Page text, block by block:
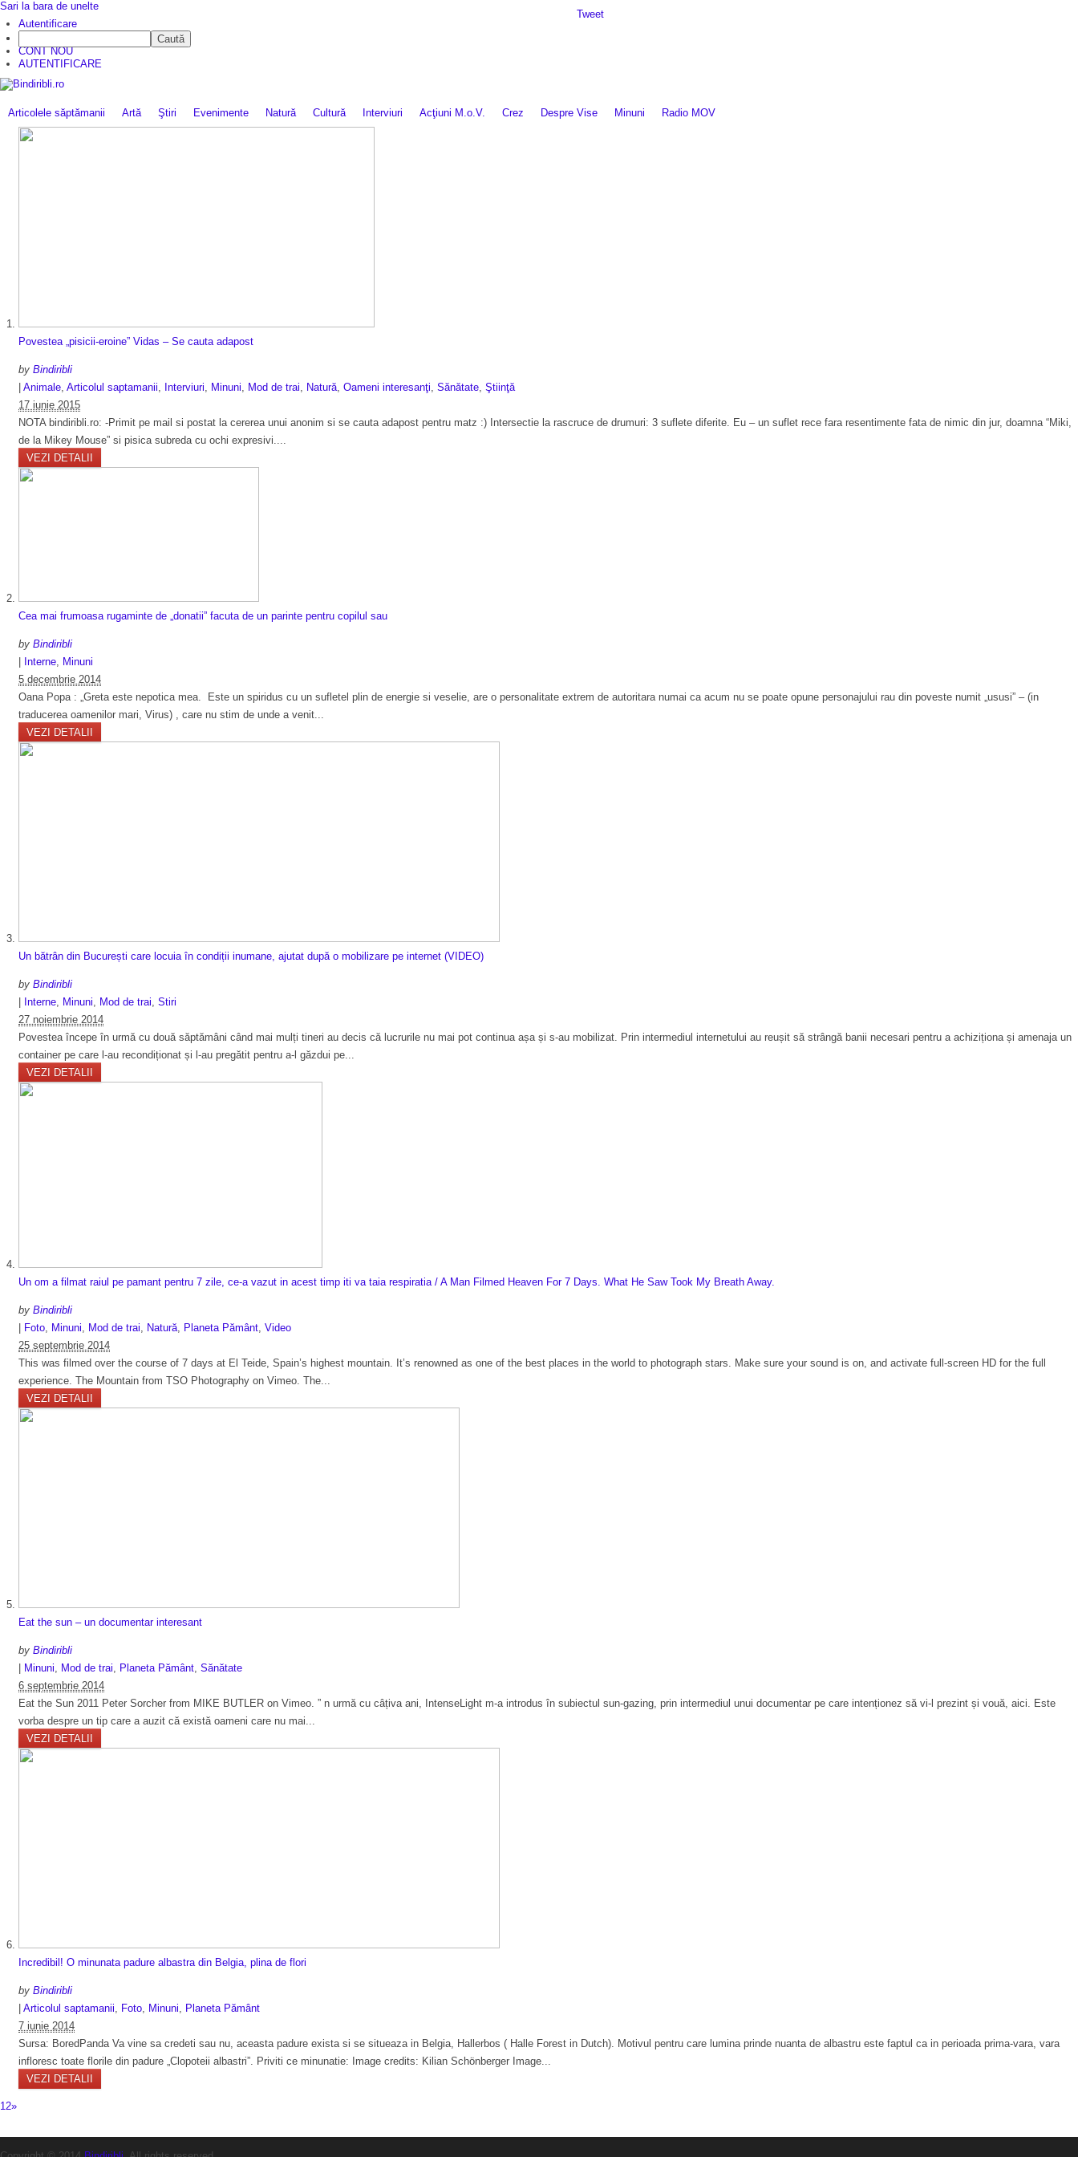
CONT NOU
AUTENTIFICARE
Articolele săptămanii Artă Ştiri Evenimente Natură Cultură Interviuri Acţiuni M.o.V. Crez Despre Vise Minuni Radio MOV
Povestea „pisicii-eroine” Vidas – Se cauta adapost
byBindiribli
Animale ,Articolul saptamanii Interviuri Minuni Mod de trai Natură ,Oameni interesanţi ,Sănătate ,Ştiinţă
17 iunie 2015
NOTA bindiribli.ro: -Primit pe mail si postat la cererea unui anonim si se cauta adapost pentru matz :) Intersectie la rascruce de drumuri: 3 suflete diferite. Eu – un suflet rece fara resentimente fata de nimic din jur, doamna “Miki,
de la Mikey Mouse” si pisica subreda cu ochi expresivi....
VEZI DETALII
Cea mai frumoasa rugaminte de „donatii” facuta de un parinte pentru copilul sau
byBindiribli
Interne
Minuni
5 decembrie 2014
Oana Popa : „Greta este nepotica mea. Este un spiridus cu un sufletel plin de energie si veselie, are o personalitate extrem de autoritara numai ca acum nu se poate opune personajului rau din poveste numit „ususi” – (in
traducerea oamenilor mari, Virus) , care nu stim de unde a venit...
VEZI DETALII
Un bătrân din București care locuia în condiții inumane, ajutat după o mobilizare pe internet (VIDEO)
byBindiribli
Interne Minuni Mod de trai ,Stiri
27 noiembrie 2014
Povestea începe în urmă cu două săptămâni când mai mulți tineri au decis că lucrurile nu mai pot continua așa și s-au mobilizat. Prin intermediul internetului au reușit să strângă banii necesari pentru a achiziționa și amenaja un
container pe care l-au recondiționat și l-au pregătit pentru a-l găzdui pe...
VEZI DETALII
Un om a filmat raiul pe pamant pentru 7 zile, ce-a vazut in acest timp iti va taia respiratia / A Man Filmed Heaven For 7 Days. What He Saw Took My Breath Away.
byBindiribli
Foto Minuni Mod de trai Natură Planeta Pământ ,Video
25 septembrie 2014
This was filmed over the course of 7 days at El Teide, Spain’s highest mountain. It’s renowned as one of the best places in the world to photograph stars. Make sure your sound is on, and activate full-screen HD for the full
experience. The Mountain from TSO Photography on Vimeo. The...
VEZI DETALII
Eat the sun – un documentar interesant
byBindiribli
Minuni Mod de trai Planeta Pământ ,Sănătate
6 septembrie 2014
Eat the Sun 2011 Peter Sorcher from MIKE BUTLER on Vimeo. ” n urmă cu câțiva ani, IntenseLight m-a introdus în subiectul sun-gazing, prin intermediul unui documentar pe care intenționez să vi-l prezint și vouă, aici. Este
vorba despre un tip care a auzit că există oameni care nu mai...
VEZI DETALII
Incredibil! O minunata padure albastra din Belgia, plina de flori
byBindiribli
Articolul saptamanii Foto Minuni
Planeta Pământ
7 iunie 2014
Sursa: BoredPanda Va vine sa credeti sau nu, aceasta padure exista si se situeaza in Belgia, Hallerbos ( Halle Forest in Dutch). Motivul pentru care lumina prinde nuanta de albastru este faptul ca in perioada prima-vara, vara
infloresc toate florile din padure „Clopoteii albastri”. Priviti ce minunatie: Image credits: Kilian Schönberger Image...
VEZI DETALII
12»
Sari la bara de unelte
Autentificare
Caută
Tweet